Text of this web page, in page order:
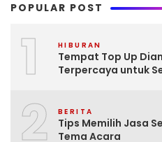
POPULAR POST
1 HIBURAN
Tempat Top Up
Terpercaya untuk
2 BERITA
Tips Memilih Jasa
Tema Acara